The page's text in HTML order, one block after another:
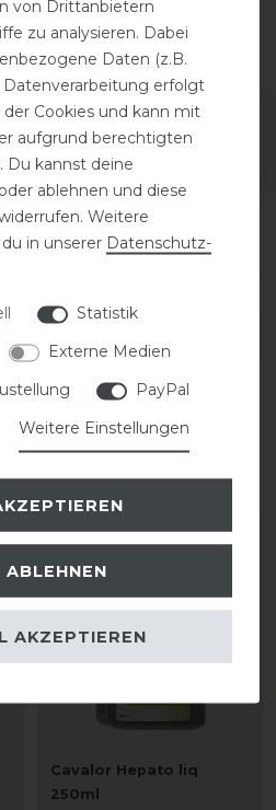
0
Kundenrezension zu
dich auch
Cavalor Hepato liq
250ml
von Drittanbietern
zu analysieren. Dabei
Daten (z.B.
Datenverarbeitung erfolgt
Cookies und kann mit
aufgrund berechtigten
Du kannst deine
ablehnen und diese
Weitere
in unserer Daten­schutz­
Statistik
Externe Medien
PayPal
Weitere Einstellungen
ABLEHNEN
AKZEPTIEREN